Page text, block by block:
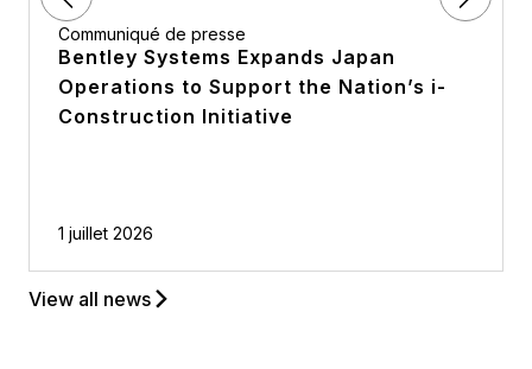
Communiqué de presse
Bentley Systems Expands Japan
Operations to Support the Nation’s i-
Construction Initiative
1 juillet 2026
View all news